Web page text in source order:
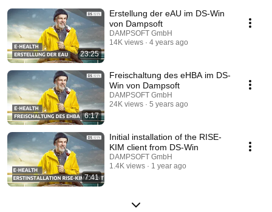
23:25
Erstellung der eAU im DS-Win
von Dampsoft
DAMPSOFT GmbH
14K views
4 years ago
6:17
Freischaltung des eHBA im DS-
Win von Dampsoft
DAMPSOFT GmbH
24K views
5 years ago
7:41
Initial installation of the RISE-
KIM client from DS-Win
DAMPSOFT GmbH
1.4K views
1 year ago